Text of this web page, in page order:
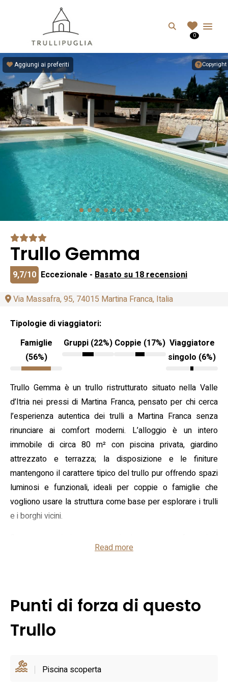
Search
0
Copyright
Aggiungi ai preferiti
Trullo Gemma
9,7/10 Eccezionale - Basato su 18 recensioni
Via Massafra, 95, 74015 Martina Franca, Italia
Tipologie di viaggiatori:
Famiglie
(56%)
Gruppi (22%) Coppie (17%) Viaggiatore
singolo (6%)
Trullo Gemma è un trullo ristrutturato situato nella Valle
d’Itria nei pressi di Martina Franca, pensato per chi cerca
l’esperienza autentica dei trulli a Martina Franca senza
rinunciare ai comfort moderni. L’alloggio è un intero
immobile di circa 80 m² con piscina privata, giardino
attrezzato e terrazza; la disposizione e le finiture
mantengono il carattere tipico del trullo pur offrendo spazi
luminosi e funzionali, ideali per coppie o famiglie che
vogliono usare la struttura come base per esplorare i trulli
e i borghi vicini.
flessibili (matrimoniale e letti singoli/letto aggiuntivo a
da caffè e frigorifero; il bagno è attrezzato con doccia e
bidet, e la biancheria è fornita. L’alloggio dispone di aria
condizionata, riscaldamento, connessione Wi‑Fi e lavatrice,
sia per permanenze più lunghe.
Read more
Punti di forza di questo
Trullo
Piscina scoperta